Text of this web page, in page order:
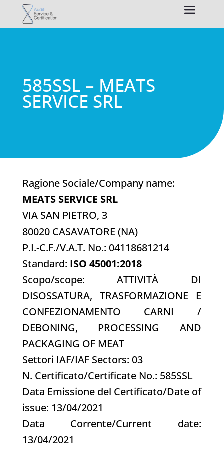
585SSL – MEATS
SERVICE SRL
Ragione Sociale/Company name:
MEATS SERVICE SRL
VIA SAN PIETRO, 3
80020 CASAVATORE (NA)
P.I.-C.F./V.A.T. No.: 04118681214
Standard: ISO 45001:2018
Scopo/scope: ATTIVITÀ DI
DISOSSATURA, TRASFORMAZIONE E
CONFEZIONAMENTO CARNI /
DEBONING, PROCESSING AND
PACKAGING OF MEAT
Settori IAF/IAF Sectors: 03
N. Certificato/Certificate No.: 585SSL
Data Emissione del Certificato/Date of
issue: 13/04/2021
Data Corrente/Current date:
13/04/2021